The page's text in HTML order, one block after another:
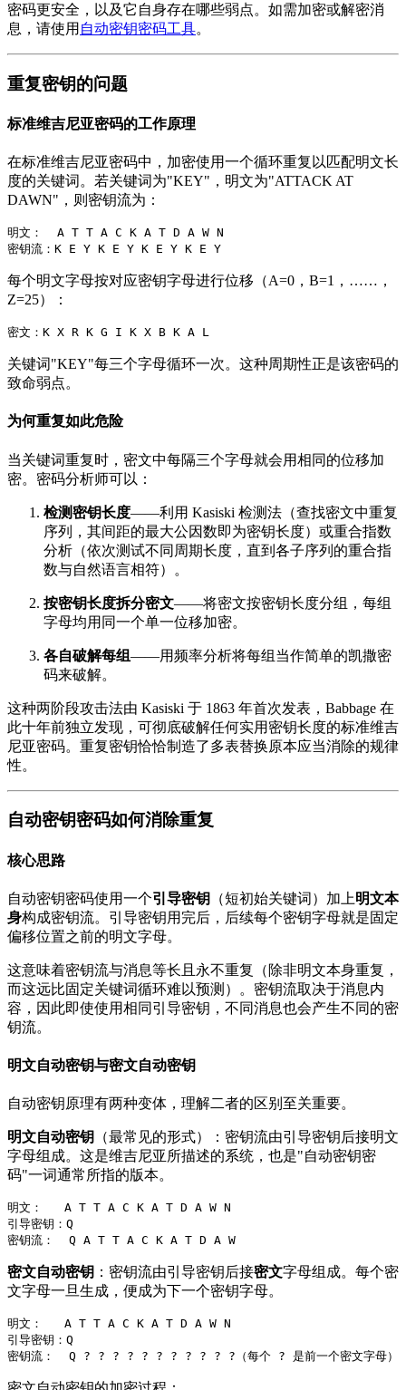
密码更安全，以及它自身存在哪些弱点。如需加密或解密消
息，请使用 自动密钥密码工具。
重复密钥的问题
标准维吉尼亚密码的工作原理
在标准维吉尼亚密码中，加密使用一个循环重复以匹配明文长
度的关键词。若关键词为"KEY"，明文为"ATTACK AT
DAWN"，则密钥流为：
明文：  A T T A C K A T D A W N
每个明文字母按对应密钥字母进行位移（A=0，B=1，……，
Z=25）：
关键词"KEY"每三个字母循环一次。这种周期性正是该密码的
致命弱点。
为何重复如此危险
当关键词重复时，密文中每隔三个字母就会用相同的位移加
密。密码分析师可以：
检测密钥长度——利用 Kasiski 检测法（查找密文中重复
序列，其间距的最大公因数即为密钥长度）或重合指数
分析（依次测试不同周期长度，直到各子序列的重合指
数与自然语言相符）。
按密钥长度拆分密文——将密文按密钥长度分组，每组
字母均用同一个单一位移加密。
各自破解每组——用频率分析将每组当作简单的凯撒密
码来破解。
这种两阶段攻击法由 Kasiski 于 1863 年首次发表，Babbage 在
此十年前独立发现，可彻底破解任何实用密钥长度的标准维吉
尼亚密码。重复密钥恰恰制造了多表替换原本应当消除的规律
性。
自动密钥密码如何消除重复
核心思路
自动密钥密码使用一个引导密钥 （短初始关键词）加上明文本
身构成密钥流。引导密钥用完后，后续每个密钥字母就是固定
偏移位置之前的明文字母。
这意味着密钥流与消息等长且永不重复（除非明文本身重复，
而这远比固定关键词循环难以预测）。密钥流取决于消息内
容，因此即使使用相同引导密钥，不同消息也会产生不同的密
钥流。
明文自动密钥与密文自动密钥
自动密钥原理有两种变体，理解二者的区别至关重要。
明文自动密钥
（最常见的形式）：密钥流由引导密钥后接明文
字母组成。这是维吉尼亚所描述的系统，也是"自动密钥密
码"一词通常所指的版本。
明文：   A T T A C K A T D A W N
引导密钥：Q
密文自动密钥 ：密钥流由引导密钥后接密文字母组成。每个密
文字母一旦生成，便成为下一个密钥字母。
明文：   A T T A C K A T D A W N
引导密钥：Q